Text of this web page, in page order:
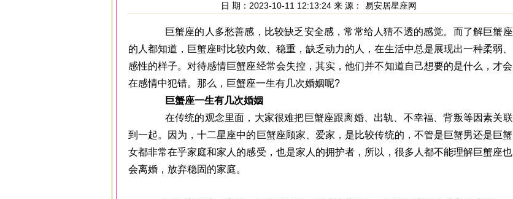
日 期：2023-10-11 12:13:24 来 源： 易安居星座网
巨蟹座的人多愁善感，比较缺乏安全感，常常给人猜不透的感觉。而了解巨蟹座
的人都知道，巨蟹座时比较内敛、稳重，缺乏动力的人，在生活中总是展现出一种柔弱、
感性的样子。对待感情巨蟹座经常会失控，其实，他们并不知道自己想要的是什么，才会
在感情中犯错。那么，巨蟹座一生有几次婚姻呢?
巨蟹座一生有几次婚姻
在传统的观念里面，大家很难把巨蟹座跟离婚、出轨、不幸福、背叛等因素关联
到一起。因为，十二星座中的巨蟹座顾家、爱家，是比较传统的，不管是巨蟹男还是巨蟹
女都非常在乎家庭和家人的感受，也是家人的拥护者，所以，很多人都不能理解巨蟹座也
会离婚，放弃稳固的家庭。